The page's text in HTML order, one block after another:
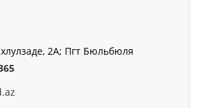
2A; Пгт Бюльбюля